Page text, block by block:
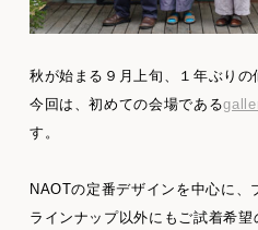
秋が始まる９月上旬、１年ぶりの
今回は、初めての会場である
す。
NAOTの定番デザインを中心に
ラインナップ以外にもご試着希